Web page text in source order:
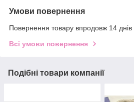
Умови повернення
Повернення товару впродовж 14 днів
Всі умови повернення
Подібні товари компанії